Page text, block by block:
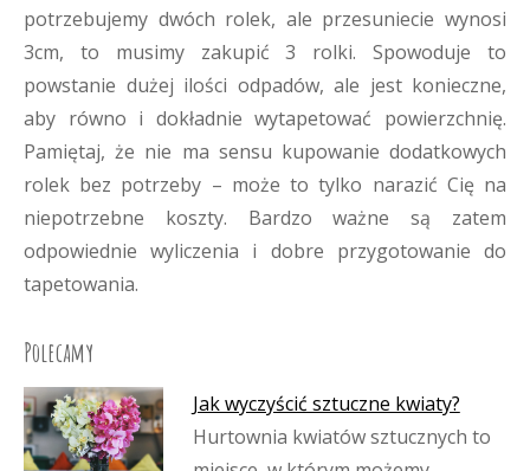
potrzebujemy dwóch rolek, ale przesuniecie wynosi
3cm, to musimy zakupić 3 rolki. Spowoduje to
powstanie dużej ilości odpadów, ale jest konieczne,
aby równo i dokładnie wytapetować powierzchnię.
Pamiętaj, że nie ma sensu kupowanie dodatkowych
rolek bez potrzeby – może to tylko narazić Cię na
niepotrzebne koszty. Bardzo ważne są zatem
odpowiednie wyliczenia i dobre przygotowanie do
tapetowania.
Polecamy
Jak wyczyścić sztuczne kwiaty?
Hurtownia kwiatów sztucznych to